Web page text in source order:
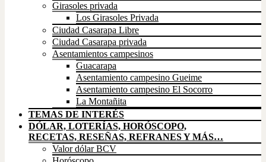
Girasoles privada
Los Girasoles Privada
Ciudad Casarapa Libre
Ciudad Casarapa privada
Asentamientos campesinos
Guacarapa
Asentamiento campesino Gueime
Asentamiento campesino El Socorro
La Montañita
TEMAS DE INTERÉS
DÓLAR, LOTERÍAS, HORÓSCOPO,
RECETAS, RESEÑAS, REFRANES Y MÁS…
Valor dólar BCV